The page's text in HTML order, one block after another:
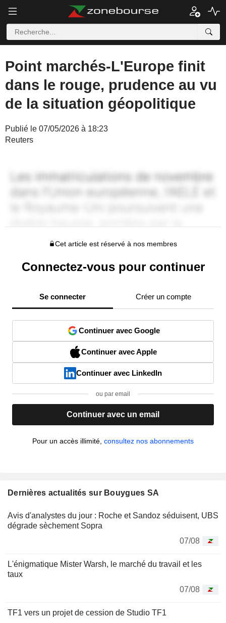
Point marchés-L'Europe finit
dans le rouge, prudence au vu
de la situation géopolitique
Publié le 07/05/2026 à 18:23
Reuters
Cet article est réservé à nos membres
Connectez-vous pour continuer
Se connecter Créer un compte
Continuer avec Google
Continuer avec Apple
Continuer avec LinkedIn
ou par email
Continuer avec un email
Pour un accès illimité, consultez nos abonnements
Dernières actualités sur Bouygues SA
Avis d'analystes du jour : Roche et Sandoz séduisent, UBS
dégrade sèchement Sopra
07/08
L'énigmatique Mister Warsh, le marché du travail et les
taux
07/08
TF1 vers un projet de cession de Studio TF1